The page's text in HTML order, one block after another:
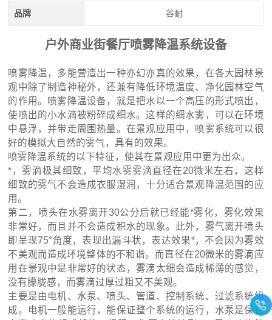
品牌 谷耐
户外商业街餐厅喷雾降温系统设备
喷雾降温，多能营造出一种亦幻亦真的效果，在各大园林景
观中除了制造神秘外，还兼有降低环境温度、净化园林空气
的作用。喷雾降温设备，就是把水以一个高压的形式喷出，
使喷出的小水滴被粉碎成细水。这样的细水雾，可以在环境
中悬浮，并带走周围热量。在景观应用中，喷雾系统可以很
好的模拟大自然的雾气，具有的效果。
喷雾降温系统的以下特征，使其在景观应用中更为出众。
*，雾滴极其细致，平均水雾雾滴直径在20微米左右，这样
细致的雾气不会造成衣服湿润，十分适合景观降温范围的应
用。
第二，喷头在水雾离开30公分后就已经能*雾化，雾化效果
非常好，而且并不会造成积水的现象。此外，雾气离开喷头
即呈现75°角度，表现出漏斗状，表达效果*，不会因为雾效
不美观而造成环境整体的不和谐。而直径在20微米的雾滴应
用在景观中是非常好的状态，雾滴太细会造成稀薄的感觉，
没有朦胧感，而雾滴过厚过粗又不美观。
主要是由电机、水泵、喷头、管道、控制系统、过滤系统组
成。电机一般能运行，能保证整个系统的运行，水泵是保证